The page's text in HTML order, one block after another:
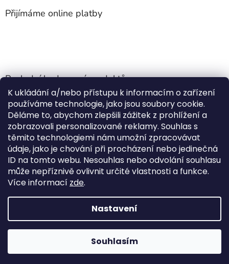
K ukládání a/nebo přístupu k informacím o zařízení
používáme technologie, jako jsou soubory cookie.
Děláme to, abychom zlepšili zážitek z prohlížení a
zobrazovali personalizované reklamy. Souhlas s
těmito technologiemi nám umožní zpracovávat
údaje, jako je chování při procházení nebo jedinečná
ID na tomto webu. Nesouhlas nebo odvolání souhlasu
může nepříznivě ovlivnit určité vlastnosti a funkce.
Více informací zde.
Nastavení
Souhlasím
Přijímáme online platby
Poslední hodnocení produktů
Jehla do nádrže k nezávislému topení
Hodnocení produktu je 5 z 5 hvězdiček.
| Martin Nevrlý
ano
Kempingové skládací křeslo Front Runner Expander Chair
Hodnocení produktu je 5 z 5 hvězdiček.
|
Vytvořil Shoptet
Outdoor-van. Všechna práva vyhrazena.